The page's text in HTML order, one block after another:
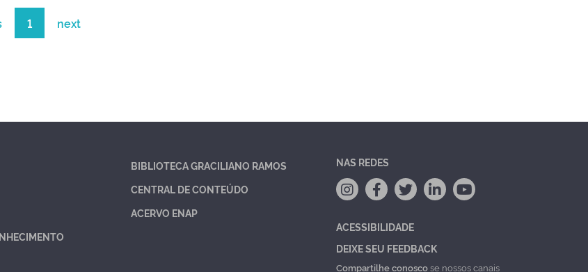
1 next
BIBLIOTECA GRACILIANO RAMOS
CENTRAL DE CONTEÚDO
ACERVO ENAP
NAS REDES
ACESSIBILIDADE
DEIXE SEU FEEDBACK
Compartilhe conoscose nossos canais